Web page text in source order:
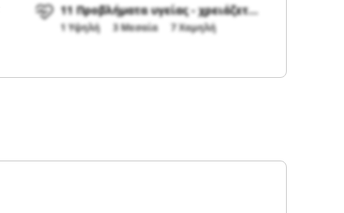
11 Προβλήματα υγείας - χρειάζεται αναθεώρηση
1 Υψηλή 3 Μεσαία 7 Χαμηλή